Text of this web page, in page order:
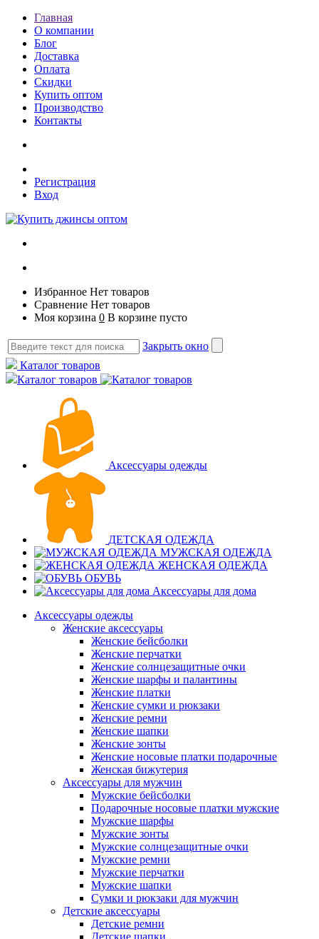
Главная
О компании
Блог
Доставка
Оплата
Скидки
Купить оптом
Производство
Контакты
Регистрация
Вход
Избранное Нет товаров
Сравнение Нет товаров
Моя корзина 0 В корзине пусто
Закрыть окно
Каталог товаров
Каталог товаров
Аксессуары одежды
ДЕТСКАЯ ОДЕЖДА
МУЖСКАЯ ОДЕЖДА
ЖЕНСКАЯ ОДЕЖДА
ОБУВЬ
Аксессуары для дома
Аксессуары одежды
Женские аксессуары
Женские бейсболки
Женские перчатки
Женские солнцезащитные очки
Женские шарфы и палантины
Женские платки
Женские сумки и рюкзаки
Женские ремни
Женские шапки
Женские зонты
Женские носовые платки подарочные
Женская бижутерия
Аксессуары для мужчин
Мужские бейсболки
Подарочные носовые платки мужские
Мужские шарфы
Мужские зонты
Мужские солнцезащитные очки
Мужские ремни
Мужские перчатки
Мужские шапки
Сумки и рюкзаки для мужчин
Детские аксессуары
Детские ремни
Детские шапки